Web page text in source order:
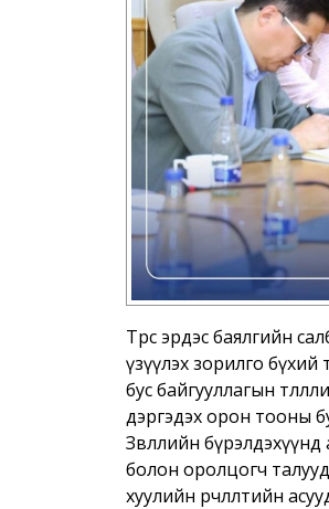
Төрөөс эрдэс баялгийн
үзүүлэх зорилго бүхий
бус байгууллагын
дэргэдэх орон тооны
Зөвлөлийн
болон оролцогч
хуулийн өөрчлөлтийн